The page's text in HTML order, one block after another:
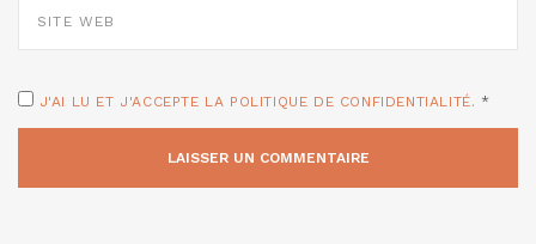
WEB
J'AI LU ET J'ACCEPTE LA POLITIQUE DE CONFIDENTIALITÉ. *